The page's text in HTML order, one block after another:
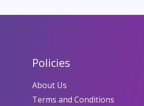
Policies
About Us
Terms and Conditions